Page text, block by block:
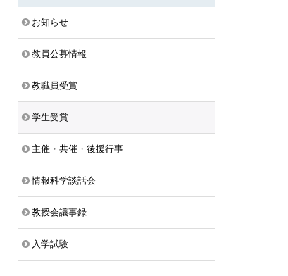
お知らせ
教員公募情報
教職員受賞
学生受賞
主催・共催・後援行事
情報科学談話会
教授会議事録
入学試験